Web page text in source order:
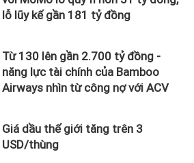
lỗ lũy kế gần 181 tỷ đồng
Từ 130 lên gần 2.700 tỷ đồng -
năng lực tài chính của Bamboo
Airways nhìn từ công nợ với ACV
Giá dầu thế giới tăng trên 3
USD/thùng